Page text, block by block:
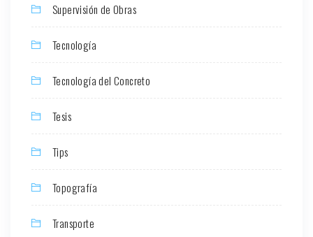
Supervisión de Obras
Tecnología
Tecnología del Concreto
Tesis
Tips
Topografía
Transporte